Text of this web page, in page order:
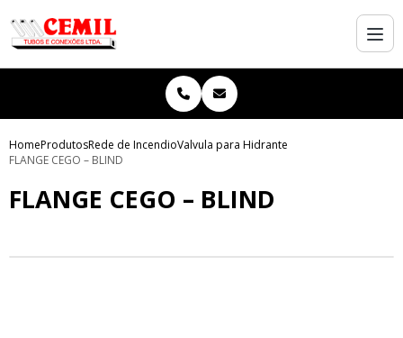
HomeProdutosRede de IncendioValvula para Hidrante
FLANGE CEGO – BLIND
FLANGE CEGO – BLIND